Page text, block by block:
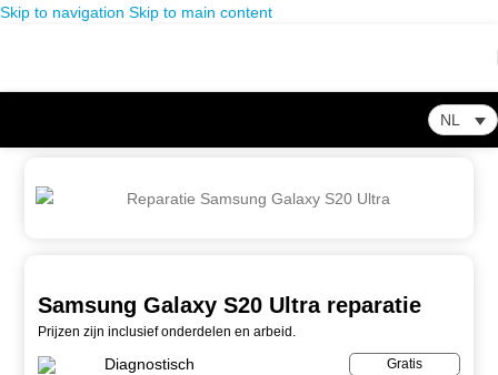
Skip to navigation Skip to main content
NL
Samsung Galaxy S20 Ultra reparatie
Prijzen zijn inclusief onderdelen en arbeid.
Diagnostisch Gratis